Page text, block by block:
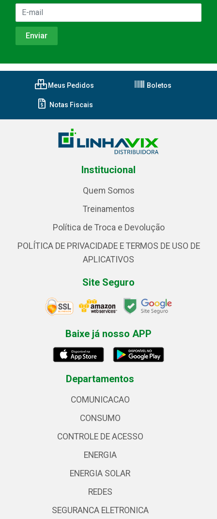
Meus Pedidos Boletos
Notas Fiscais
Institucional
Quem Somos
Treinamentos
Política de Troca e Devolução
POLÍTICA DE PRIVACIDADE E TERMOS DE USO DE
APLICATIVOS
Site Seguro
Baixe já nosso APP
Departamentos
COMUNICACAO
CONSUMO
CONTROLE DE ACESSO
ENERGIA
ENERGIA SOLAR
REDES
SEGURANCA ELETRONICA